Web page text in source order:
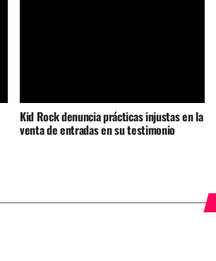
Kid Rock denuncia prácticas injustas en la
venta de entradas en su testimonio